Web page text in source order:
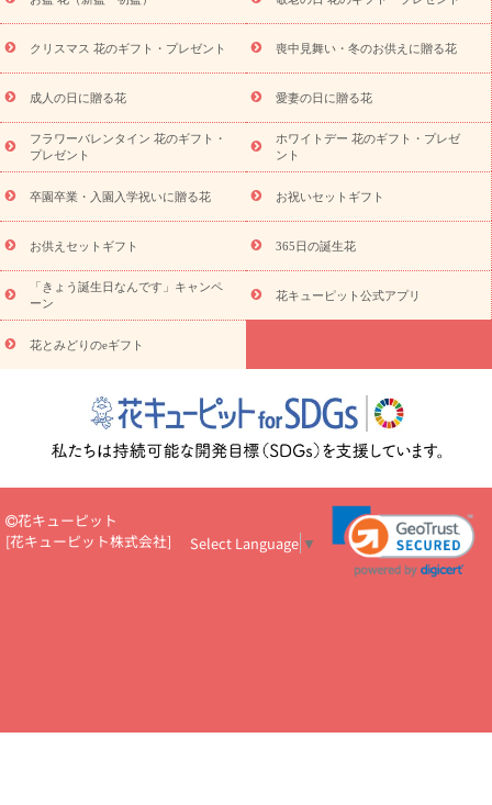
お供え プリザーブドフラワー
ペットのお供えフラワー
お盆（新
盆・初盆）
その他 お祝い返し お見舞い
お取り寄せギフト
ビジネス用
ご自宅用 観葉植物 ミディ胡蝶蘭
プリザーブ
ドフラワー
スタイルから探す アレンジメント 花束
スタ
ンド花
お祝い お供え・お悔やみ 胡蝶蘭 胡蝶蘭・花鉢
ディ胡蝶蘭・お祝い
ミディ胡蝶蘭・お供え
世界初の青色胡蝶蘭
観葉植物
観葉植物 産直多肉植物
プリザーブドフラワー
お祝い
お供え・お悔やみ 花とセットギフト
セミオーダー
プチギフト（hanamore -ハナモア-）
花とみどりのeギフト
キューピットのeGfit
カラー ピンク イエローオレンジ
レッ
ド
お花の種類 トルコキキョウ
お祝い お祝い・3000円～ お祝い・4000円～
お祝い・
5000円～
お祝い・7000円～ お祝い・ 10000円～
お供え・お
悔やみ
円～
お供え・お悔やみ・
読み物
いのマナー
定年退職祝いのマナー
お祝いを贈るときのマナー・
花キューピットのお祝いコラム一覧
誕生日のお花を「色
彩心理学」で選ぶ方法
結婚祝いの予算相場
出産祝いお役立ち情
ール
新築引っ越し祝いコラム お祝い花のマナー総まとめ
職
場上司や先輩へ贈るお祝い花の正解は？
開店祝いの花 選び方ガイ
あり)
花キューピット×専門家
CO2排出量削減 / SDGsを考える
クリスマス 花のギフト・プレゼント 喪中見舞い・冬のお供えに贈る花
成人の日に贈る花 愛妻の日に贈る花
フラワーバレンタイン 花のギフト・
プレゼント
ホワイトデー 花のギフト・プレゼ
ント
卒園卒業・入園入学祝いに贈る花 お祝いセットギフト
お供えセットギフト 365日の誕生花
「きょう誕生日なんです」キャンペ
ーン
花キューピット公式アプリ
花とみどりのeギフト
花キューピット
[花キューピット株式会社] Select Language ▼